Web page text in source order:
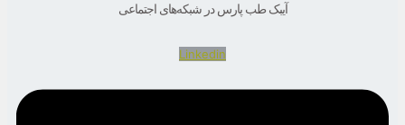
آیبک طب پارس در شبکه‌های اجتماعی
Linkedin